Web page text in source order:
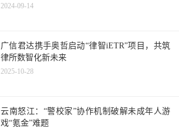
2024-09-14
广信君达携手奥哲启动“律智iETR”项目，共筑
律所数智化新未来
2025-10-28
云南怒江：“警校家”协作机制破解未成年人游
戏“氪金”难题